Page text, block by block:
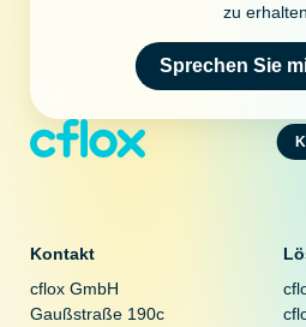
zu erhalten.
Sprechen Sie
Kontakt
cflox GmbH
Gaußstraße 190c